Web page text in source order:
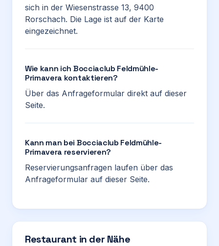
sich in der Wiesenstrasse 13, 9400
Rorschach. Die Lage ist auf der Karte
eingezeichnet.
Wie kann ich Bocciaclub Feldmühle-
Primavera kontaktieren?
Über das Anfrageformular direkt auf dieser
Seite.
Kann man bei Bocciaclub Feldmühle-
Primavera reservieren?
Reservierungsanfragen laufen über das
Anfrageformular auf dieser Seite.
Restaurant in der Nähe